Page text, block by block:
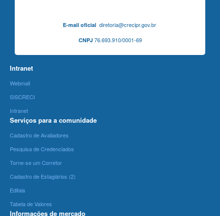
E-mail oficialdiretoria@crecipr.gov.br
CNPJ76.693.910/0001-69
Intranet
Webmail
SISCRECI
Intranet
Serviços para a comunidade
Cadastro de Avaliadores
Pesquisa de Credenciados
Torne-se um Corretor
Cadastro de Estagiários (2)
Editais
Tabela de Valores
Informações de mercado